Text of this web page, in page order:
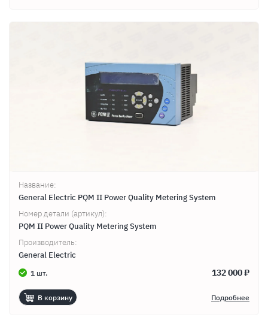
Название:
General Electric PQM II Power Quality Metering System
Номер детали (артикул):
PQM II Power Quality Metering System
Производитель:
General Electric
1 шт. 132 000 ₽
В корзину Подробнее